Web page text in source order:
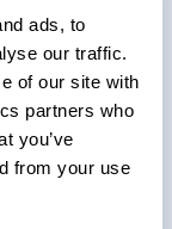
ads, to
our traffic.
of our site with
partners who
you’ve
from your use